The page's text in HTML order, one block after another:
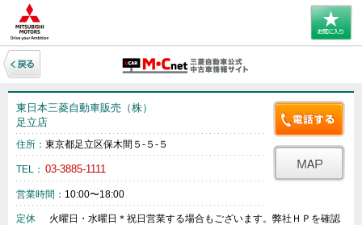
東日本三菱自動車販売（株）
足立店
住所： 東京都足立区保木間５‐５‐５
TEL： 03-3885-1111
営業時間： 10:00〜18:00
定休
火曜日・水曜日＊祝日営業する場合もございます。弊社ＨＰを確認